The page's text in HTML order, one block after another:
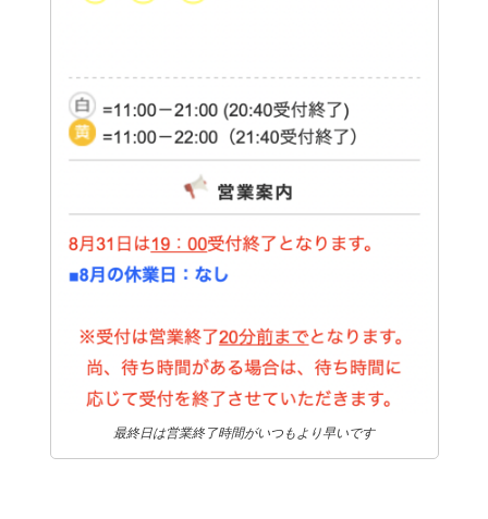
最終日は営業終了時間がいつもより早いです